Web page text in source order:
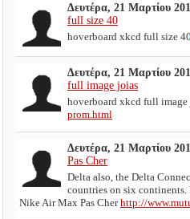
Δευτέρα, 21 Μαρτίου
full size 40
hoverboard xkcd full size 40
Δευτέρα, 21 Μαρτίου
full image joias
hoverboard xkcd full image
prom.html
Δευτέρα, 21 Μαρτίου
Pas Cher
Delta also, the Delta
countries on six continents.
Nike Air Max Pas Cherhttp://